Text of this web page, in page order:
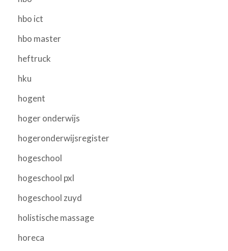
hbo ict
hbo master
heftruck
hku
hogent
hoger onderwijs
hogeronderwijsregister
hogeschool
hogeschool pxl
hogeschool zuyd
holistische massage
horeca